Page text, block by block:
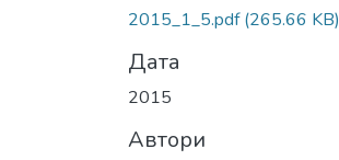
2015_1_5.pdf(265.66 KB)
Дата
2015
Автори